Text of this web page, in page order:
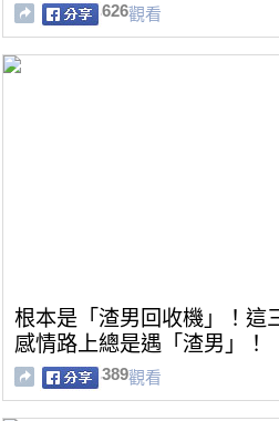
626觀看
根本是「渣男回收機」！這
感情路上總是遇「渣男」！
389觀看